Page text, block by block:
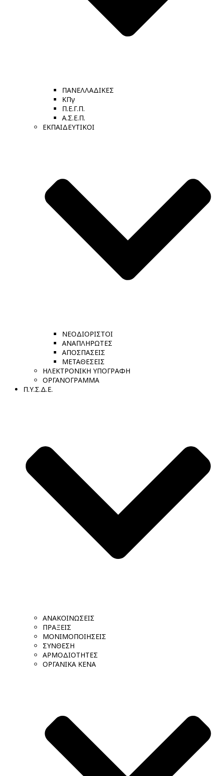
ΠΑΝΕΛΛΑΔΙΚΕΣ
ΚΠγ
Π.Ε.Γ.Π.
Α.Σ.Ε.Π.
ΕΚΠΑΙΔΕΥΤΙΚΟΙ
ΝΕΟΔΙΟΡΙΣΤΟΙ
ΑΝΑΠΛΗΡΩΤΕΣ
ΑΠΟΣΠΑΣΕΙΣ
ΜΕΤΑΘΕΣΕΙΣ
ΗΛΕΚΤΡΟΝΙΚΗ ΥΠΟΓΡΑΦΗ
ΟΡΓΑΝΟΓΡΑΜΜΑ
Π.Υ.Σ.Δ.Ε.
ΑΝΑΚΟΙΝΩΣΕΙΣ
ΠΡΑΞΕΙΣ
ΜΟΝΙΜΟΠΟΙΗΣΕΙΣ
ΣΥΝΘΕΣΗ
ΑΡΜΟΔΙΟΤΗΤΕΣ
ΟΡΓΑΝΙΚΑ ΚΕΝΑ